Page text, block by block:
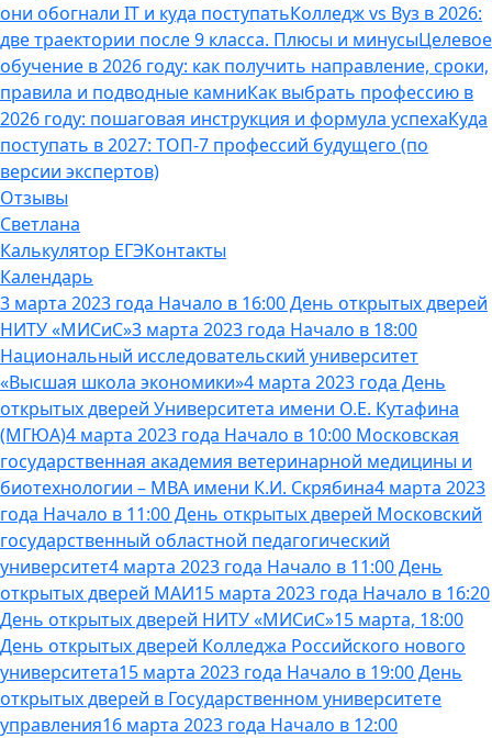
они обогнали IT и куда поступатьКолледж vs Вуз в 2026:
две траектории после 9 класса. Плюсы и минусыЦелевое
обучение в 2026 году: как получить направление, сроки,
правила и подводные камниКак выбрать профессию в
2026 году: пошаговая инструкция и формула успехаКуда
поступать в 2027: ТОП-7 профессий будущего (по
версии экспертов)
Отзывы
Светлана
Калькулятор ЕГЭКонтакты
Календарь
3 марта 2023 года Начало в 16:00 День открытых дверей
НИТУ «МИСиС»3 марта 2023 года Начало в 18:00
Национальный исследовательский университет
«Высшая школа экономики»4 марта 2023 года День
открытых дверей Университета имени О.Е. Кутафина
(МГЮА)4 марта 2023 года Начало в 10:00 Московская
государственная академия ветеринарной медицины и
биотехнологии – МВА имени К.И. Скрябина4 марта 2023
года Начало в 11:00 День открытых дверей Московский
государственный областной педагогический
университет4 марта 2023 года Начало в 11:00 День
открытых дверей МАИ15 марта 2023 года Начало в 16:20
День открытых дверей НИТУ «МИСиС»15 марта, 18:00
День открытых дверей Колледжа Российского нового
университета15 марта 2023 года Начало в 19:00 День
открытых дверей в Государственном университете
управления16 марта 2023 года Начало в 12:00